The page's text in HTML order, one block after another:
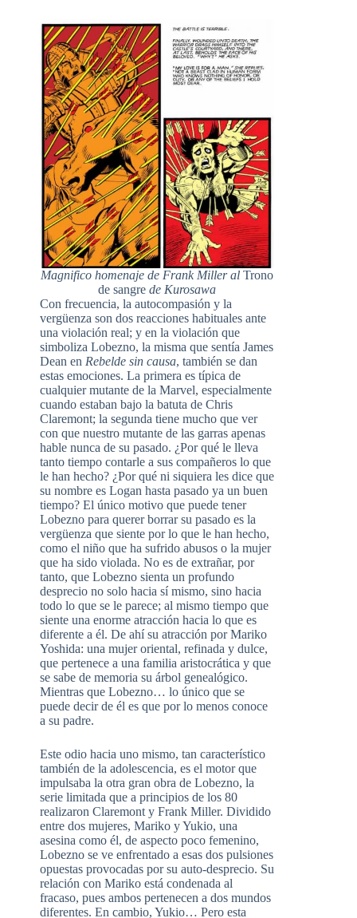
Magnifico homenaje de Frank Miller alTrono
de sangre de Kurosawa
Con frecuencia, la autocompasión y la
vergüenza son dos reacciones habituales ante
una violación real; y en la violación que
simboliza Lobezno, la misma que sentía James
Dean en Rebelde sin causa, también se dan
estas emociones. La primera es típica de
cualquier mutante de la Marvel, especialmente
cuando estaban bajo la batuta de Chris
Claremont; la segunda tiene mucho que ver
con que nuestro mutante de las garras apenas
hable nunca de su pasado. ¿Por qué le lleva
tanto tiempo contarle a sus compañeros lo que
le han hecho? ¿Por qué ni siquiera les dice que
su nombre es Logan hasta pasado ya un buen
tiempo? El único motivo que puede tener
Lobezno para querer borrar su pasado es la
vergüenza que siente por lo que le han hecho,
como el niño que ha sufrido abusos o la mujer
que ha sido violada. No es de extrañar, por
tanto, que Lobezno sienta un profundo
desprecio no solo hacia sí mismo, sino hacia
todo lo que se le parece; al mismo tiempo que
siente una enorme atracción hacia lo que es
diferente a él. De ahí su atracción por Mariko
Yoshida: una mujer oriental, refinada y dulce,
que pertenece a una familia aristocrática y que
se sabe de memoria su árbol genealógico.
Mientras que Lobezno… lo único que se
puede decir de él es que por lo menos conoce
a su padre.
Este odio hacia uno mismo, tan característico
también de la adolescencia, es el motor que
impulsaba la otra gran obra de Lobezno, la
serie limitada que a principios de los 80
realizaron Claremont y Frank Miller. Dividido
entre dos mujeres, Mariko y Yukio, una
asesina como él, de aspecto poco femenino,
Lobezno se ve enfrentado a esas dos pulsiones
opuestas provocadas por su auto-desprecio. Su
relación con Mariko está condenada al
fracaso, pues ambos pertenecen a dos mundos
diferentes. En cambio, Yukio… Pero esta